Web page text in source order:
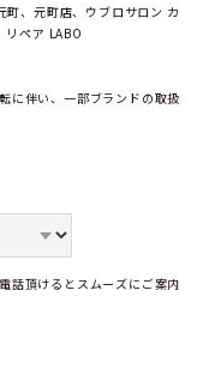
町、元町店、ウブロサロン カ
リペア LABO
に伴い、一部ブランドの取扱
話頂けるとスムーズにご案内